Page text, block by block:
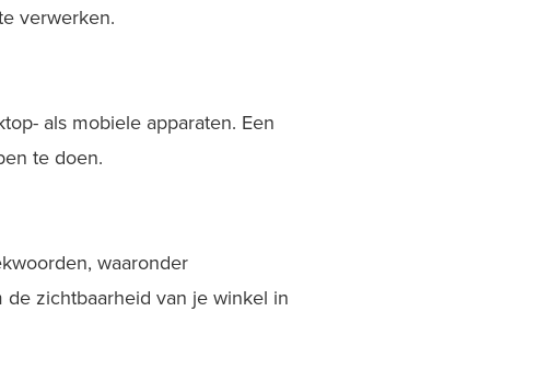
verwerken.
als mobiele apparaten. Een
te doen.
waaronder
zichtbaarheid van je winkel in